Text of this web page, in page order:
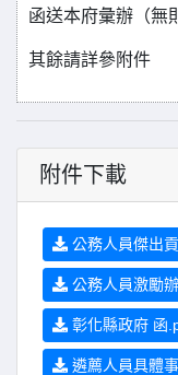
函送本府彙辦（無
其餘請詳參附件
附件下載
公務人員傑出
公務人員激勵
彰化縣政府 函
遴薦人員具體